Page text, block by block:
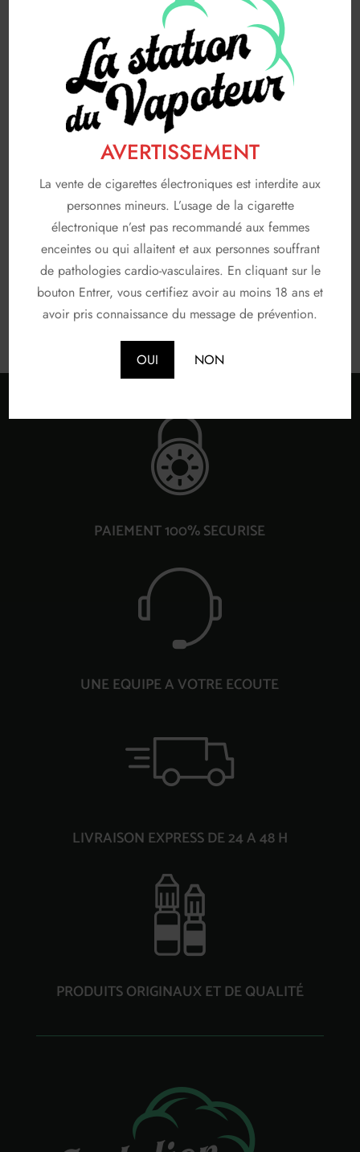
AVERTISSEMENT
La vente de cigarettes électroniques est interdite aux
personnes mineurs. L’usage de la cigarette
électronique n’est pas recommandé aux femmes
enceintes ou qui allaitent et aux personnes souffrant
de pathologies cardio-vasculaires. En cliquant sur le
bouton Entrer, vous certifiez avoir au moins 18 ans et
avoir pris connaissance du message de prévention.
OUI NON
A & L 19
AVAP 5
FRUIZEE 18
LIQUIDEO 68
SOLANA 3
T JUICE 3
Non classé 26
En stock
PAIEMENT 100% SECURISE
UNE EQUIPE A VOTRE ECOUTE
LIVRAISON EXPRESS DE 24 A 48 H
PRODUITS ORIGINAUX ET DE QUALITÉ